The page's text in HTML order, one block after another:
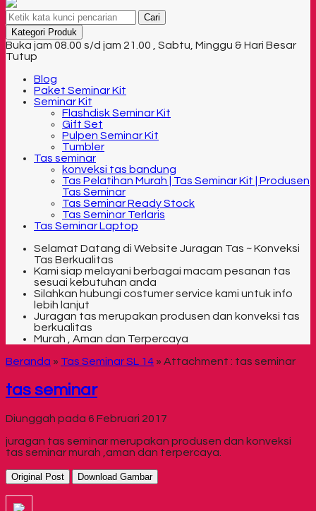
Cari
Kategori Produk
Buka jam 08.00 s/d jam 21.00 , Sabtu, Minggu & Hari Besar
Tutup
Blog
Paket Seminar Kit
Seminar Kit
Flashdisk Seminar Kit
Gift Set
Pulpen Seminar Kit
Tumbler
Tas seminar
konveksi tas bandung
Tas Pelatihan Murah | Tas Seminar Kit | Produsen
Tas Seminar
Tas Seminar Ready Stock
Tas Seminar Terlaris
Tas Seminar Laptop
Selamat Datang di Website Juragan Tas ~ Konveksi
Tas Berkualitas
Kami siap melayani berbagai macam pesanan tas
sesuai kebutuhan anda
Silahkan hubungi costumer service kami untuk info
lebih lanjut
Juragan tas merupakan produsen dan konveksi tas
berkualitas
Murah , Aman dan Terpercaya
Beranda » Tas Seminar SL 14 » Attachment : tas seminar
tas seminar
Diunggah pada 6 Februari 2017
juragan tas seminar merupakan produsen dan konveksi
tas seminar murah ,aman dan terpercaya.
Original Post Download Gambar